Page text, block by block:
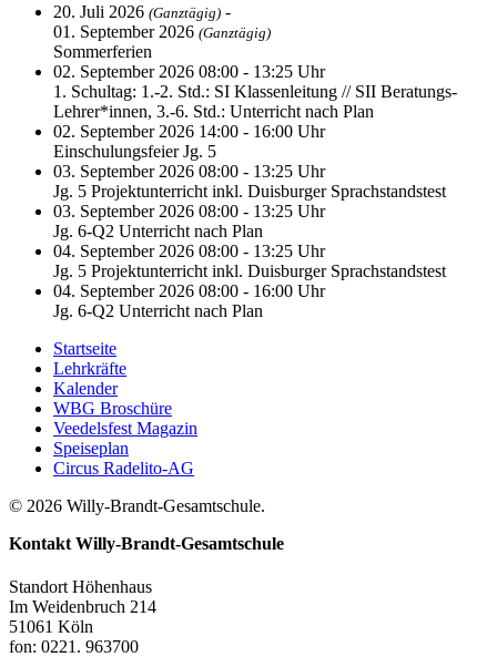
20. Juli 2026 (Ganztägig) -
01. September 2026 (Ganztägig)
Sommerferien
02. September 2026 08:00 - 13:25 Uhr
1. Schultag: 1.-2. Std.: SI Klassenleitung // SII Beratungs-
Lehrer*innen, 3.-6. Std.: Unterricht nach Plan
02. September 2026 14:00 - 16:00 Uhr
Einschulungsfeier Jg. 5
03. September 2026 08:00 - 13:25 Uhr
Jg. 5 Projektunterricht inkl. Duisburger Sprachstandstest
03. September 2026 08:00 - 13:25 Uhr
Jg. 6-Q2 Unterricht nach Plan
04. September 2026 08:00 - 13:25 Uhr
Jg. 5 Projektunterricht inkl. Duisburger Sprachstandstest
04. September 2026 08:00 - 16:00 Uhr
Jg. 6-Q2 Unterricht nach Plan
Startseite
Lehrkräfte
Kalender
WBG Broschüre
Veedelsfest Magazin
Speiseplan
Circus Radelito-AG
© 2026 Willy-Brandt-Gesamtschule.
Kontakt Willy-Brandt-Gesamtschule
Standort Höhenhaus
Im Weidenbruch 214
51061 Köln
fon: 0221. 963700